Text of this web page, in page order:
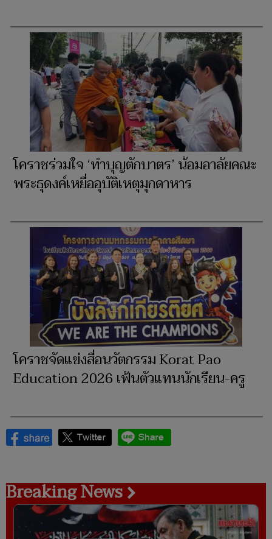
โคราชร่วมใจ ‘ทำบุญตักบาตร’ น้อมอาลัยคณะ
พระธุดงค์เหยื่ออุบัติเหตุมุกดาหาร
โคราชจัดแข่งสื่อนวัตกรรม Korat Pao
Education 2026 เฟ้นตัวแทนนักเรียน-ครู
Breaking News